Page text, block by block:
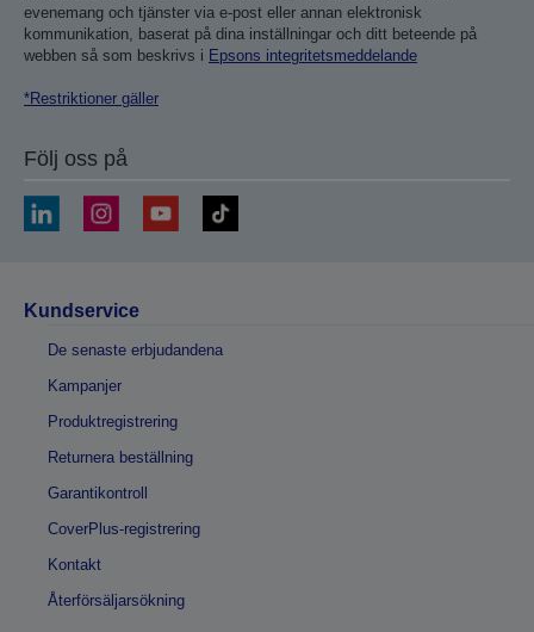
evenemang och tjänster via e-post eller annan elektronisk
kommunikation, baserat på dina inställningar och ditt beteende på
webben så som beskrivs i Epsons integritetsmeddelande
*Restriktioner gäller
Följ oss på
Kundservice
De senaste erbjudandena
Kampanjer
Produktregistrering
Returnera beställning
Garantikontroll
CoverPlus-registrering
Kontakt
Återförsäljarsökning